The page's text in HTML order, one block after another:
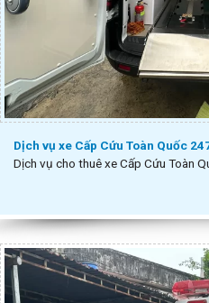
Dịch vụ xe Cấp Cứu Toàn Quốc
Dịch vụ cho thuê xe Cấp Cứu Toàn